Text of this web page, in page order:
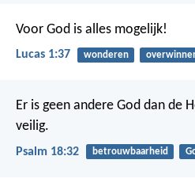
Voor God is alles mogelijk!
Lucas 1:37 wonderen
Er is geen andere God dan de
veilig.
Psalm 18:32 betrouwbaarheid